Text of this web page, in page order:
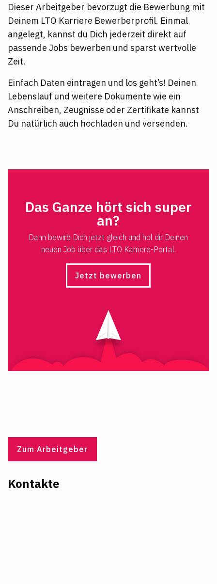
Zum Arbeitgeber
Kontakte
Dieser Arbeitgeber bevorzugt die Bewerbung mit
Deinem LTO Karriere Bewerberprofil. Einmal
angelegt, kannst du Dich jederzeit direkt auf
passende Jobs bewerben und sparst wertvolle
Zeit.
Einfach Daten eintragen und los geht’s! Deinen
Lebenslauf und weitere Dokumente wie ein
Anschreiben, Zeugnisse oder Zertifikate kannst
Du natürlich auch hochladen und versenden.
Das Ganze hört sich super
an?
Dann bewirb Dich jetzt gleich und hol dir Deinen
neuen Job über das LTO Karriere-Portal.
Jetzt bewerben